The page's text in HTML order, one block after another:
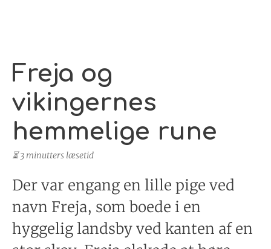
Freja og
vikingernes
hemmelige rune
⏳ 3 minutters læsetid
Der var engang en lille pige ved
navn Freja, som boede i en
hyggelig landsby ved kanten af en